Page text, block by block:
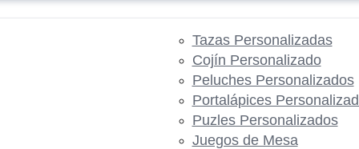
Tazas Personalizadas
Cojín Personalizado
Peluches Personalizados
Portalápices
Puzles Personalizados
Juegos de Mesa